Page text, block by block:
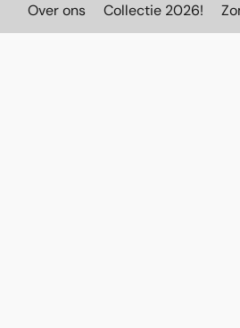
Over ons Collectie 2026!